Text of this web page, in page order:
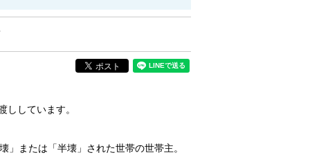
ししています。
」または「半壊」された世帯の世帯主。